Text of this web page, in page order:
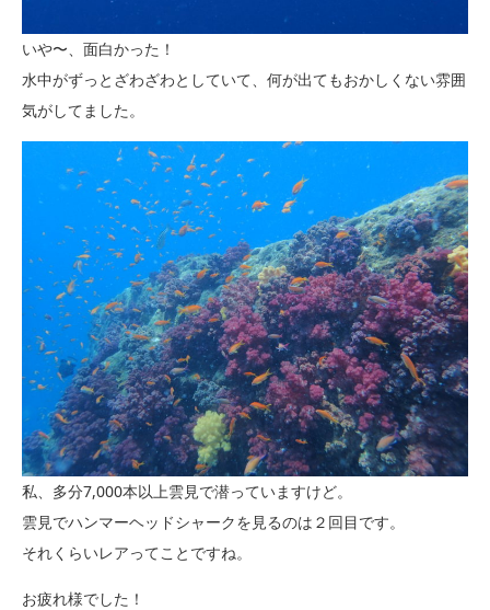
いや〜、面白かった！
水中がずっとざわざわとしていて、何が出てもおかしくない雰囲
気がしてました。
私、多分7,000本以上雲見で潜っていますけど。
雲見でハンマーヘッドシャークを見るのは２回目です。
それくらいレアってことですね。
お疲れ様でした！